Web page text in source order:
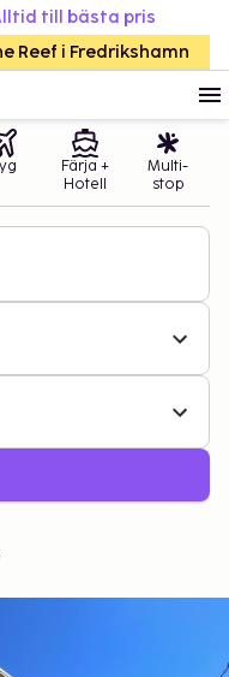
till bästa pris
Reef i Fredrikshamn
Färja +
Hotell
Multi-
stop